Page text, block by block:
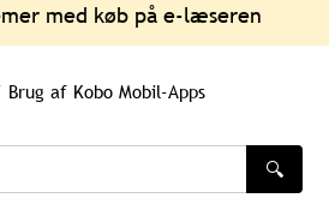
med køb på e-læseren
Brug af Kobo Mobil-Apps
🔍